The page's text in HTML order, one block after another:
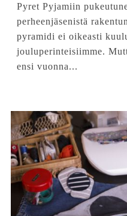
Pyret Pyjamiin
perheenjäsenistä
pyramidi ei oikeasti
jouluperinteisiimme.
ensi vuonna...